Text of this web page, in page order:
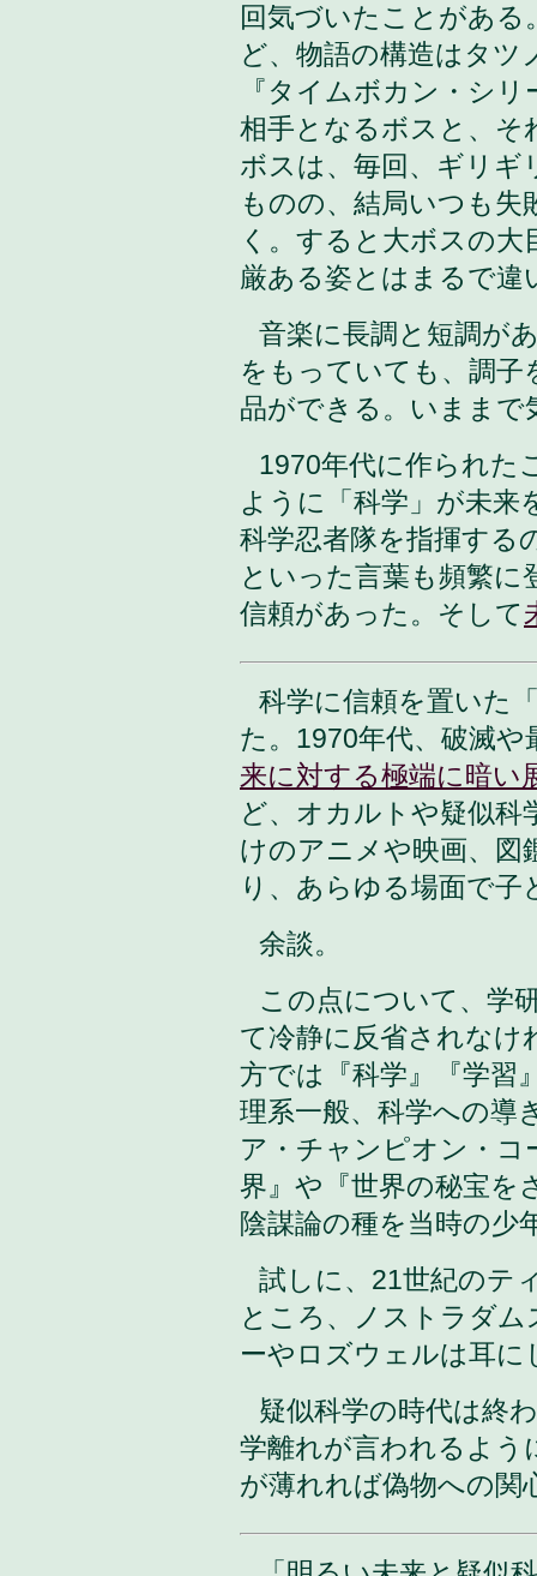
回気づいたことがあ
ど、物語の構造はタ
『タイムボカン・シ
相手となるボスと、そ
ボスは、毎回、ギリギ
ものの、結局いつも
く。すると大ボスの
厳ある姿とはまるで
音楽に長調と短調が
をもっていても、調
品ができる。いまま
1970年代に作られた
ように「科学」が未来
科学忍者隊を指揮する
といった言葉も頻繁に
信頼があった。そして
科学に信頼を置いた
た。1970年代、破滅
来に対する極端に暗い
ど、オカルトや疑似
けのアニメや映画、図
り、あらゆる場面で
余談。
この点について、学
て冷静に反省されなけ
方では『科学』『学習
理系一般、科学への導
ア・チャンピオン・コ
界』や『世界の秘宝を
陰謀論の種を当時の少
試しに、21世紀のテ
ところ、ノストラダ
ーやロズウェルは耳
疑似科学の時代は終
学離れが言われるよう
が薄れれば偽物への関